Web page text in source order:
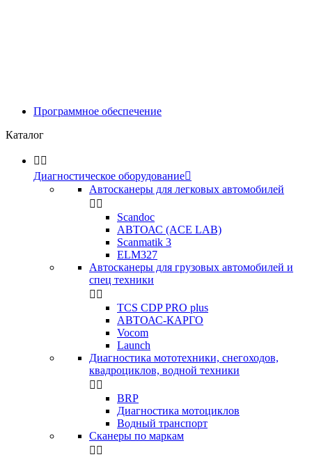
Программное обеспечение
Каталог
 
Диагностическое оборудование
Автосканеры для легковых автомобилей
 
Scandoc
АВТОАС (ACE LAB)
Scanmatik 3
ELM327
Автосканеры для грузовых автомобилей и
спец техники
 
TCS CDP PRO plus
АВТОАС-КАРГО
Vocom
Launch
Диагностика мототехники, снегоходов,
квадроциклов, водной техники
 
BRP
Диагностика мотоциклов
Водный транспорт
Сканеры по маркам
 